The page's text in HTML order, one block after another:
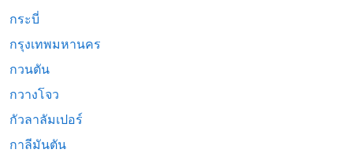
กระบี่
กรุงเทพมหานคร
กวนตัน
กวางโจว
กัวลาลัมเปอร์
กาลีมันตัน